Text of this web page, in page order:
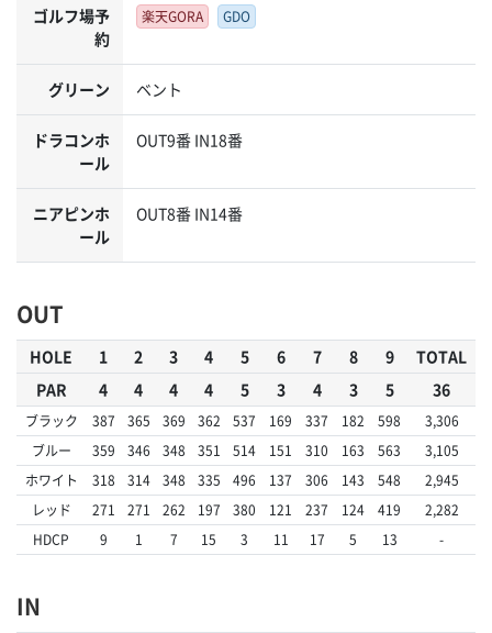
ゴルフ場予
約
楽天GORA GDO
グリーン ベント
ドラコンホ
ール
OUT9番 IN18番
ニアピンホ
ール
OUT8番 IN14番
OUT
HOLE 1 2 3 4 5 6 7 8 9
TOTAL
PAR
4 4 4 4 5 3 4 3 5 36
ブラック 387 365 369 362 537 169 337 182 598
3,306
ブルー
359 346 348 351 514 151 310 163 563
3,105
ホワイト
318 314 348 335 496 137 306 143 548
2,945
レッド
271 271 262 197 380 121 237 124 419
2,282
HDCP
9 1 7 15 3 11 17 5 13 -
IN